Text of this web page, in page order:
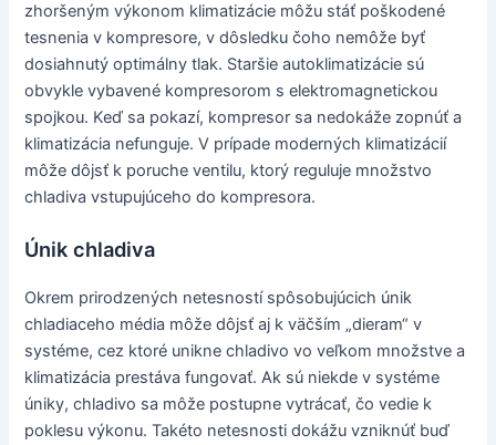
zhoršeným výkonom klimatizácie môžu stáť poškodené
tesnenia v kompresore, v dôsledku čoho nemôže byť
dosiahnutý optimálny tlak. Staršie autoklimatizácie sú
obvykle vybavené kompresorom s elektromagnetickou
spojkou. Keď sa pokazí, kompresor sa nedokáže zopnúť a
klimatizácia nefunguje. V prípade moderných klimatizácií
môže dôjsť k poruche ventilu, ktorý reguluje množstvo
chladiva vstupujúceho do kompresora.
Únik chladiva
Okrem prirodzených netesností spôsobujúcich únik
chladiaceho média môže dôjsť aj k väčším „dieram“ v
systéme, cez ktoré unikne chladivo vo veľkom množstve a
klimatizácia prestáva fungovať. Ak sú niekde v systéme
úniky, chladivo sa môže postupne vytrácať, čo vedie k
poklesu výkonu. Takéto netesnosti dokážu vzniknúť buď